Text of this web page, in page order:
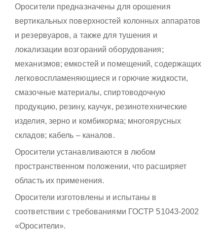
Оросители предназначены для орошения
вертикальных поверхностей колонных аппаратов
и резервуаров, а также для тушения и
локализации возгораний оборудования;
механизмов; емкостей и помещений, содержащих
легковоспламеняющиеся и горючие жидкости,
смазочные материалы, спиртоводочную
продукцию, резину, каучук, резинотехнические
изделия, зерно и комбикорма; многоярусных
складов; кабель – каналов.
Оросители устанавливаются в любом
пространственном положении, что расширяет
область их применения.
Оросители изготовлены и испытаны в
соответствии с требованиями ГОСТР 51043-2002
«Оросители».